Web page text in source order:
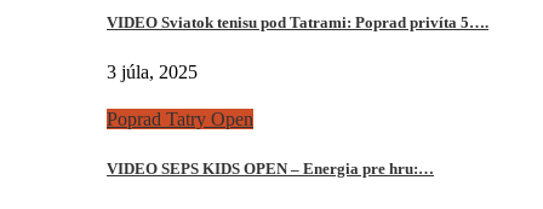
VIDEO Sviatok tenisu pod Tatrami: Poprad privíta 5….
3 júla, 2025
Poprad Tatry Open
VIDEO SEPS KIDS OPEN – Energia pre hru:…